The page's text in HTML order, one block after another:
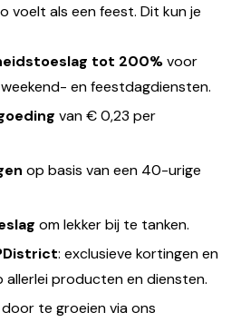
voelt als een feest. Dit kun je
tot 200%voor
en feestdagdiensten.
van € 0,23 per
op basis van een 40-urige
om lekker bij te tanken.
: exclusieve kortingen en
allerlei producten en diensten.
te groeien via ons